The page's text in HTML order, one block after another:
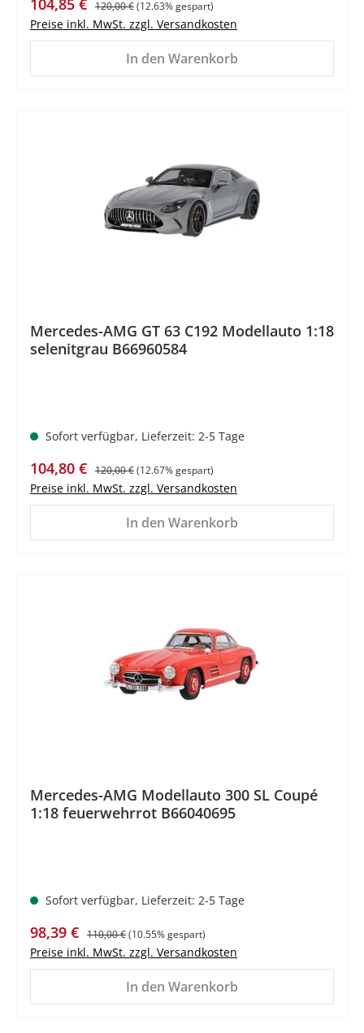
104,85 € 120,00 €(12.63% gespart)
Preise inkl. MwSt. zzgl. Versandkosten
In den Warenkorb
Mercedes-AMG GT 63 C192 Modellauto 1:18
selenitgrau B66960584
Sofort verfügbar, Lieferzeit: 2-5 Tage
Verkaufspreis:
104,80 € Regulärer Preis:
120,00 €(12.67% gespart)
Preise inkl. MwSt. zzgl. Versandkosten
In den Warenkorb
Mercedes-AMG Modellauto 300 SL Coupé
1:18 feuerwehrrot B66040695
Sofort verfügbar, Lieferzeit: 2-5 Tage
Verkaufspreis:
98,39 € Regulärer Preis:
110,00 €(10.55% gespart)
Preise inkl. MwSt. zzgl. Versandkosten
In den Warenkorb